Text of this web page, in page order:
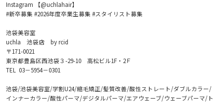
Instagram 【@uchlahair】
#新卒募集 #2026年度卒業生募集 #スタイリスト募集
池袋美容室
uchla 池袋店 by rcid
〒171-0021
東京都豊島区西池袋３-29-10 高松ビル1F・2Ｆ
TEL 03－5954－0301
池袋/池袋美容室/学割U24/縮毛矯正/髪質改善/酸性ストレート/ダブルカラー/
インナーカラー/酸性パーマ/デジタルパーマ/エアウェーブ/ウェーブパーマ/ト